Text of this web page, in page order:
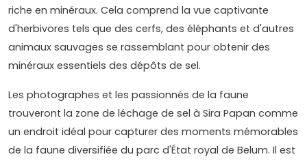
riche en minéraux. Cela comprend la vue captivante
d'herbivores tels que des cerfs, des éléphants et d'autres
animaux sauvages se rassemblant pour obtenir des
minéraux essentiels des dépôts de sel.
Les photographes et les passionnés de la faune
trouveront la zone de léchage de sel à Sira Papan comme
un endroit idéal pour capturer des moments mémorables
de la faune diversifiée du parc d'État royal de Belum. Il est